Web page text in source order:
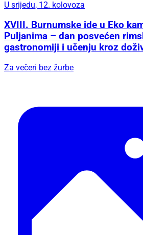
U srijedu, 12. kolovoza
XVIII. Burnumske ide u Eko
Puljanima – dan posvećen
gastronomiji i učenju kroz
Za večeri bez žurbe